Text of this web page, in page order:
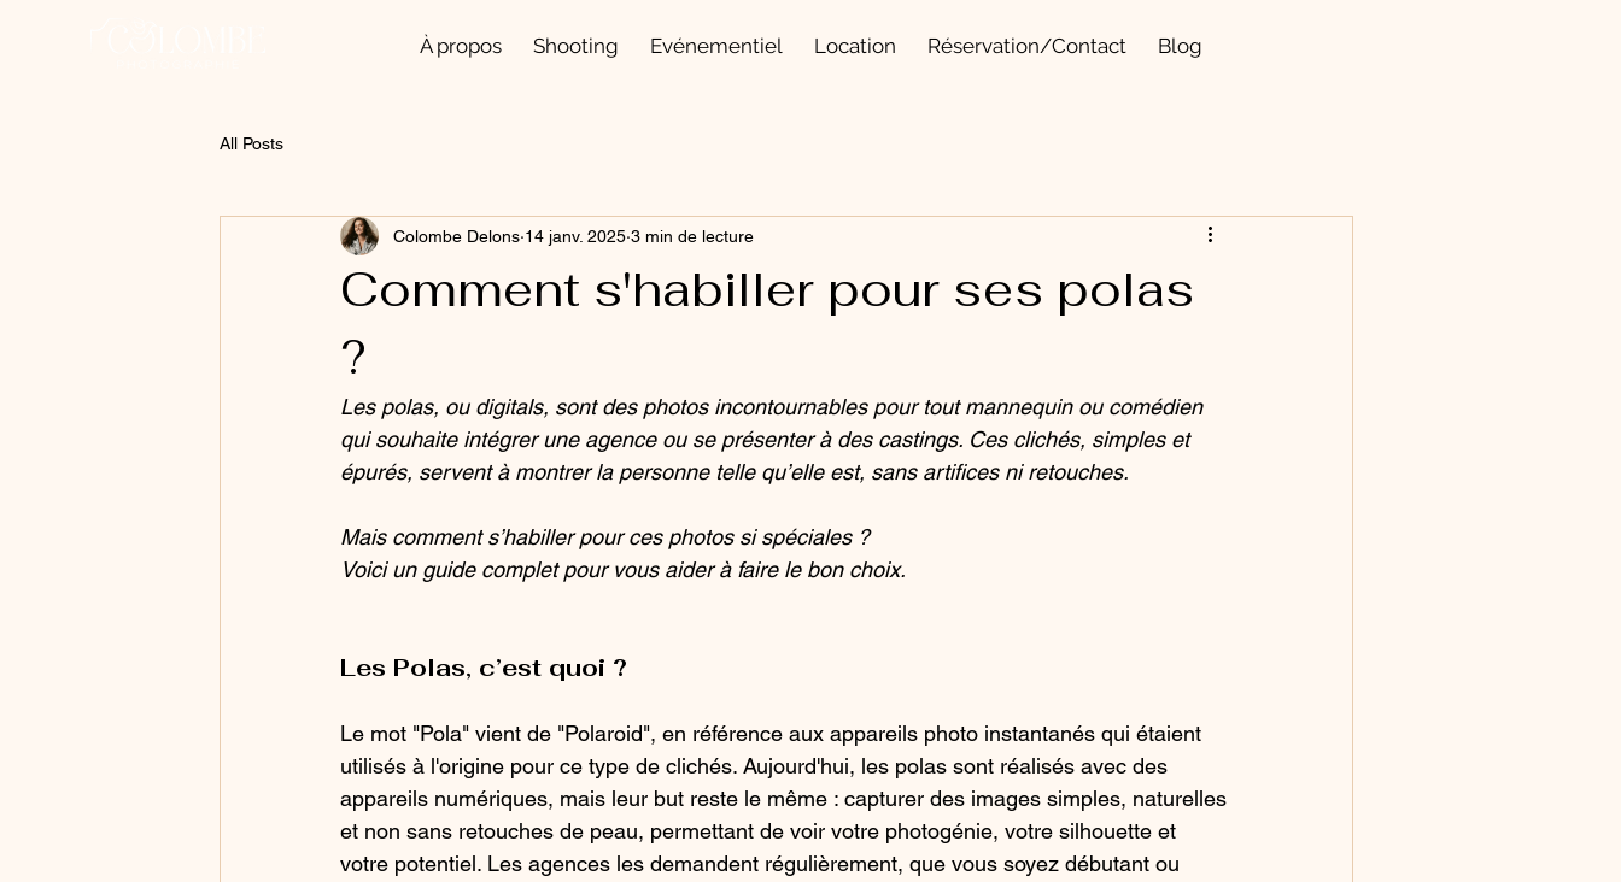
À propos Shooting Evénementiel Location Réservation/Contact Blog
All Posts
Comment s'habiller pour ses polas
?
Colombe Delons 14 janv. 2025 3 min de lecture
Les polas, ou digitals, sont des photos incontournables pour tout mannequin ou comédien
qui souhaite intégrer une agence ou se présenter à des castings. Ces clichés, simples et
épurés, servent à montrer la personne telle qu’elle est, sans artifices ni retouches.
Mais comment s’habiller pour ces photos si spéciales ?
Voici un guide complet pour vous aider à faire le bon choix.
Les Polas, c’est quoi ?
Le mot "Pola" vient de "Polaroid", en référence aux appareils photo instantanés qui étaient
utilisés à l'origine pour ce type de clichés. Aujourd'hui, les polas sont réalisés avec des
appareils numériques, mais leur but reste le même : capturer des images simples, naturelles
et non sans retouches de peau, permettant de voir votre photogénie, votre silhouette et
votre potentiel. Les agences les demandent régulièrement, que vous soyez débutant ou